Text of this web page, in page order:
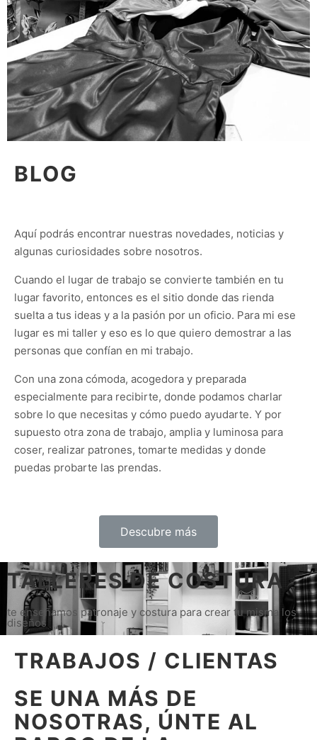
BLOG
Aquí podrás encontrar nuestras novedades, noticias y
algunas curiosidades sobre nosotros.
Cuando el lugar de trabajo se convierte también en tu
lugar favorito, entonces es el sitio donde das rienda
suelta a tus ideas y a la pasión por un oficio. Para mi ese
lugar es mi taller y eso es lo que quiero demostrar a las
personas que confían en mi trabajo.
Con una zona cómoda, acogedora y preparada
especialmente para recibirte, donde podamos charlar
sobre lo que necesitas y cómo puedo ayudarte. Y por
supuesto otra zona de trabajo, amplia y luminosa para
coser, realizar patrones, tomarte medidas y donde
puedas probarte las prendas.
Descubre más
TALLERES DE COSTURA
te enseñamos patronaje y costura para crear tu misma los
diseños
TRABAJOS / CLIENTAS
SE UNA MÁS DE
NOSOTRAS, ÚNTE AL